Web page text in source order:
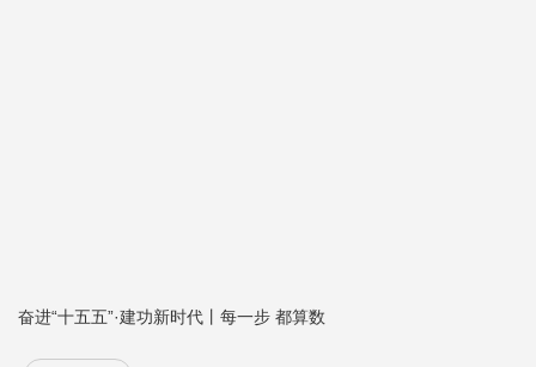
奋进“十五五”·建功新时代丨每一步 都算数